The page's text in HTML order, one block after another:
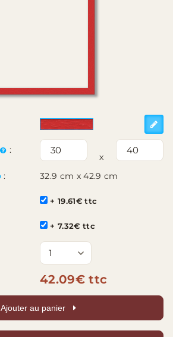
:
x
: 32.9 cm x 42.9 cm
+ 19.61€ ttc
+ 7.32€ ttc
42.09€ ttc
Ajouter au panier